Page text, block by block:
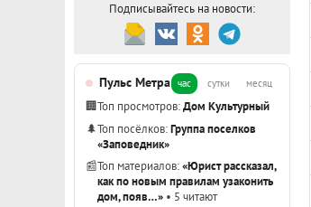
Подписывайтесь на новости:
Пульс Метра час сутки месяц
🏢Топ просмотров:Дом Культурный
🌲Топ посёлков:Группа поселков
«Заповедник»
📰Топ материалов:«Юрист рассказал,
как по новым правилам узаконить
дом, появ…» • 5 читают